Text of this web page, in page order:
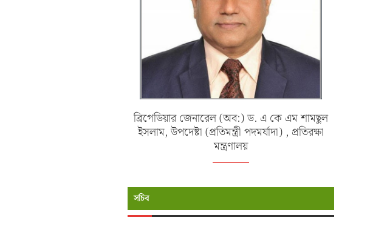
ব্রিগেডিয়ার জেনারেল (অব:) ড. এ কে এম শামছুল
ইসলাম, উপদেষ্টা (প্রতিমন্ত্রী পদমর্যাদা) , প্রতিরক্ষা
মন্ত্রণালয়
সচিব